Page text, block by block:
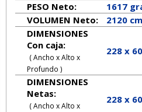
PESO Neto:
1617
VOLUMEN Neto:
2120
DIMENSIONES
Con caja:
( Ancho x Alto x
Profundo )
228 x
DIMENSIONES
Netas:
( Ancho x Alto x
228x 60